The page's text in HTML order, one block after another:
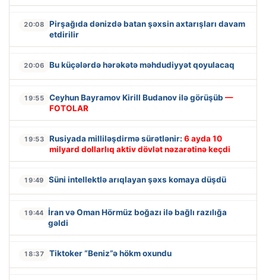
20:08
Pirşağıda dənizdə batan şəxsin axtarışları davam
etdirilir
20:06 Bu küçələrdə hərəkətə məhdudiyyət qoyulacaq
19:55 Ceyhun Bayramov Kirill Budanov ilə görüşüb —
FOTOLAR
19:53 Rusiyada milliləşdirmə sürətlənir: 6 ayda 10
milyard dollarlıq aktiv dövlət nəzarətinə keçdi
19:49 Süni intellektlə arıqlayan şəxs komaya düşdü
19:44 İran və Oman Hörmüz boğazı ilə bağlı razılığa
gəldi
18:37 Tiktoker “Beniz”ə hökm oxundu